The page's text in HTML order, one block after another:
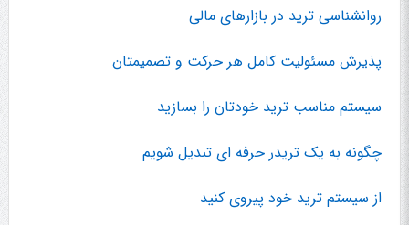
روانشناسی ترید در بازارهای مالی
پذیرش مسئولیت کامل هر حرکت و تصمیمتان
سیستم مناسب ترید خودتان را بسازید
چگونه به یک تریدر حرفه ای تبدیل شویم
از سیستم ترید خود پیروی کنید